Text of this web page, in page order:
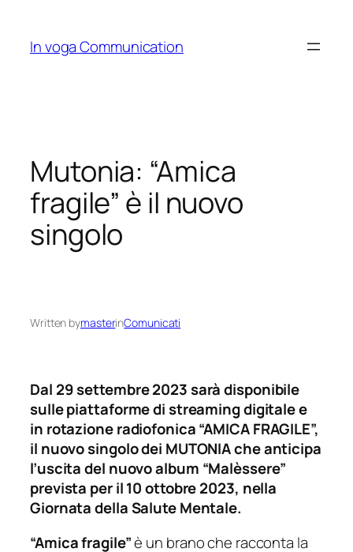
content
In voga Communication
Mutonia: “Amica
fragile” è il nuovo
singolo
Written bymasterinComunicati
Dal 29 settembre 2023 sarà disponibile
sulle piattaforme di streaming digitale e
in rotazione radiofonica “AMICA FRAGILE”,
il nuovo singolo dei MUTONIA che anticipa
l’uscita del nuovo album “Malèssere”
prevista per il 10 ottobre 2023, nella
Giornata della Salute Mentale.
“Amica fragile”è un brano che racconta la